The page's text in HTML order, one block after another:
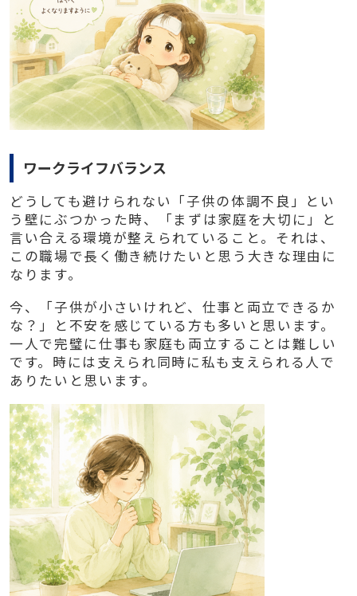
ワークライフバランス
どうしても避けられない「子供の体調不良」とい
う壁にぶつかった時、「まずは家庭を大切に」と
言い合える環境が整えられていること。それは、
この職場で長く働き続けたいと思う大きな理由に
なります。
今、「子供が小さいけれど、仕事と両立できるか
な？」と不安を感じている方も多いと思います。
一人で完璧に仕事も家庭も両立することは難しい
です。時には支えられ同時に私も支えられる人で
ありたいと思います。